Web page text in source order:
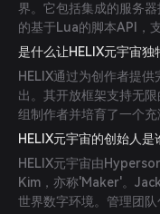
界。它包括集成的服务
的基于Lua的脚本API，
是什么让HELIX元宇宙独
HELIX通过为创作者提
出。其开放框架支持无
组制作者并培育了一个充
HELIX元宇宙的创始人是
HELIX元宇宙由
Kim，亦称'Maker'。
世界数字环境。管理团